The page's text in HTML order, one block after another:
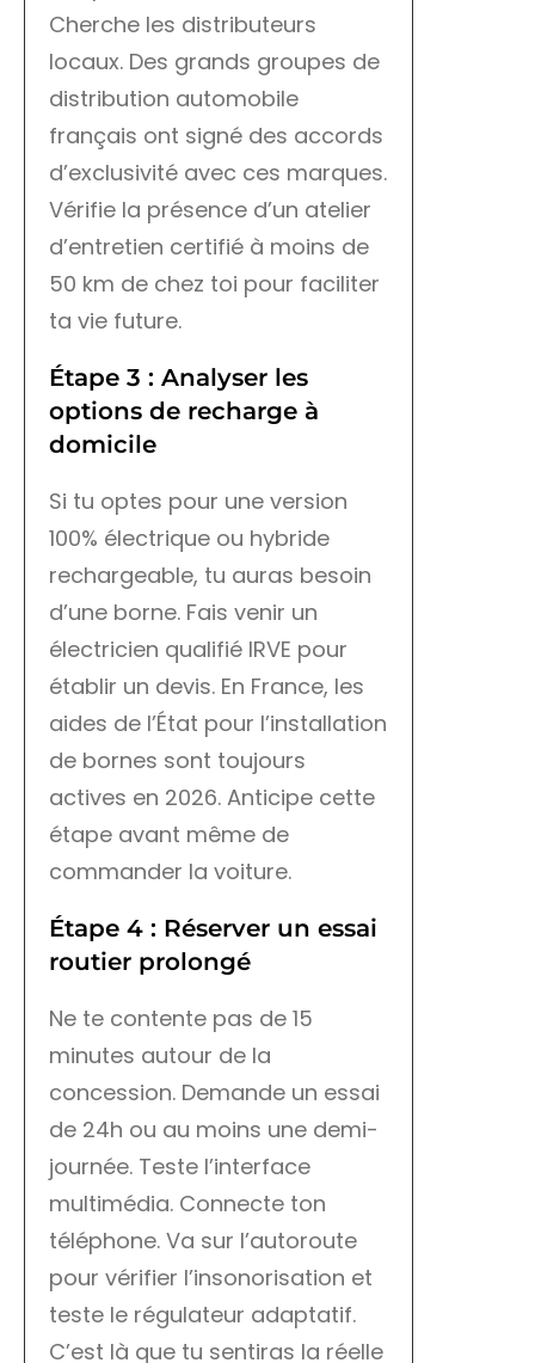
Cherche les distributeurs
locaux. Des grands groupes de
distribution automobile
français ont signé des accords
d’exclusivité avec ces marques.
Vérifie la présence d’un atelier
d’entretien certifié à moins de
50 km de chez toi pour faciliter
ta vie future.
Étape 3 : Analyser les
options de recharge à
domicile
Si tu optes pour une version
100% électrique ou hybride
rechargeable, tu auras besoin
d’une borne. Fais venir un
électricien qualifié IRVE pour
établir un devis. En France, les
aides de l’État pour l’installation
de bornes sont toujours
actives en 2026. Anticipe cette
étape avant même de
commander la voiture.
Étape 4 : Réserver un essai
routier prolongé
Ne te contente pas de 15
minutes autour de la
concession. Demande un essai
de 24h ou au moins une demi-
journée. Teste l’interface
multimédia. Connecte ton
téléphone. Va sur l’autoroute
pour vérifier l’insonorisation et
teste le régulateur adaptatif.
C’est là que tu sentiras la réelle